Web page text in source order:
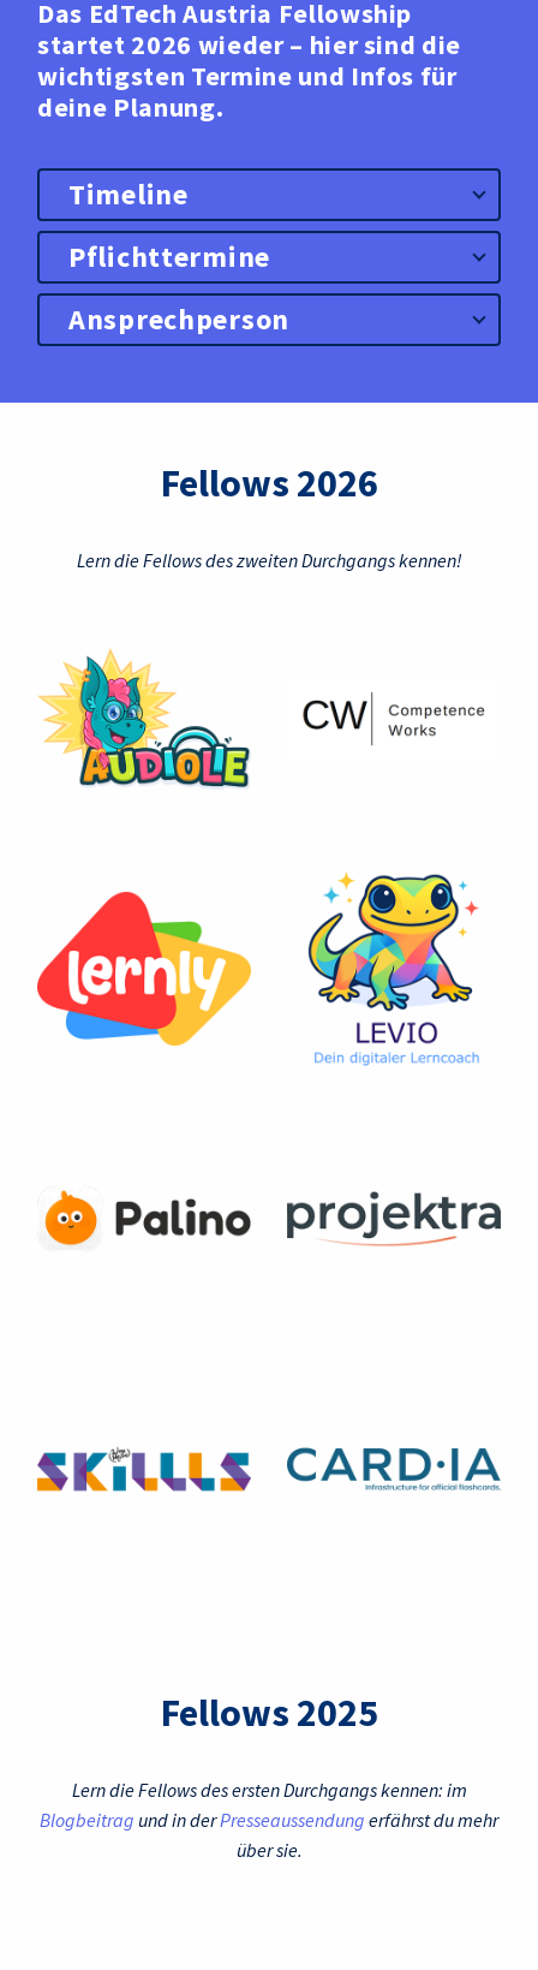
Das EdTech Austria Fellowship
startet 2026 wieder – hier sind die
wichtigsten Termine und Infos für
deine Planung.
Timeline
Pflichttermine
Ansprechperson
Fellows 2026
Lern die Fellows des zweiten Durchgangs kennen!
Fellows 2025
Lern die Fellows des ersten Durchgangs kennen: im
Blogbeitrag und in derPresseaussendung erfährst du mehr
über sie.